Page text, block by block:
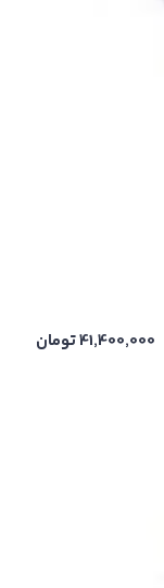
41,400,000تومان